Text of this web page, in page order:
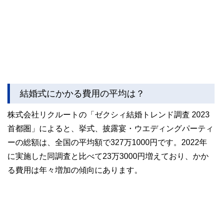
結婚式にかかる費用の平均は？
株式会社リクルートの「ゼクシィ結婚トレンド調査 2023
首都圏」によると、挙式、披露宴・ウエディングパーティ
ーの総額は、全国の平均額で327万1000円です。2022年
に実施した同調査と比べて23万3000円増えており、かか
る費用は年々増加の傾向にあります。